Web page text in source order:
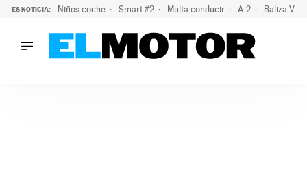
ES NOTICIA: Niños coche Smart #2 Multa conducir A-2 Baliza V-